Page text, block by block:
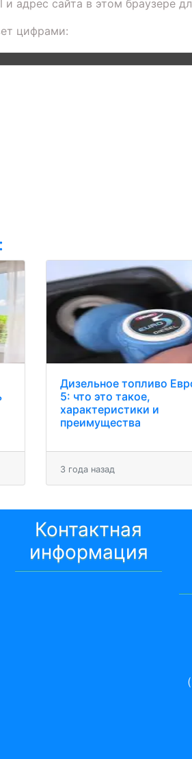
адрес сайта в этом браузере
цифрами:
Дизельное топливо
5: что это такое,
характеристики и
преимущества
3 года назад
Контактная
информация